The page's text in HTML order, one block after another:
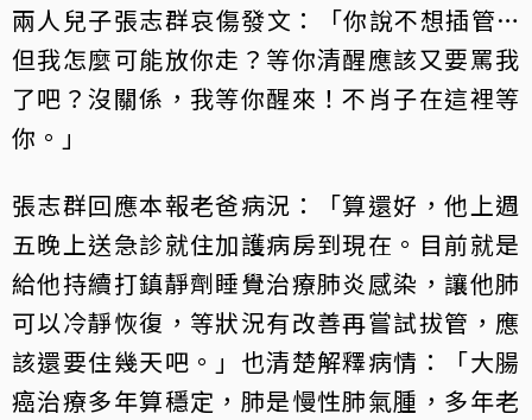
兩人兒子張志群哀傷發文：「你說不想插管…
但我怎麼可能放你走？等你清醒應該又要罵我
了吧？沒關係，我等你醒來！不肖子在這裡等
你。」
張志群回應本報老爸病況：「算還好，他上週
五晚上送急診就住加護病房到現在。目前就是
給他持續打鎮靜劑睡覺治療肺炎感染，讓他肺
可以冷靜恢復，等狀況有改善再嘗試拔管，應
該還要住幾天吧。」也清楚解釋病情：「大腸
癌治療多年算穩定，肺是慢性肺氣腫，多年老